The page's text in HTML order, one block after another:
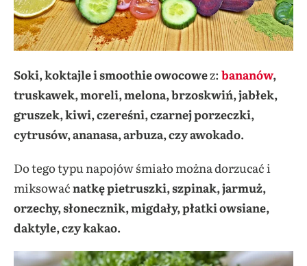
Soki, koktajle i smoothie owocowez: bananów,
truskawek, moreli, melona, brzoskwiń, jabłek,
gruszek, kiwi, czereśni, czarnej porzeczki,
cytrusów, ananasa, arbuza, czy awokado.
Do tego typu napojów śmiało można dorzucać i
miksowaćnatkę pietruszki, szpinak, jarmuż,
orzechy, słonecznik, migdały, płatki owsiane,
daktyle, czy kakao.